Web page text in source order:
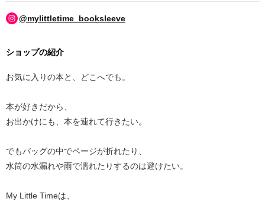
@mylittletime_booksleeve
ショップの紹介
お気に入りの本と、どこへでも。
本が好きだから、
お出かけにも、本を連れて行きたい。
でもバッグの中でページが折れたり、
水筒の水漏れや雨で濡れたりするのは避けたい。
My Little Timeは、